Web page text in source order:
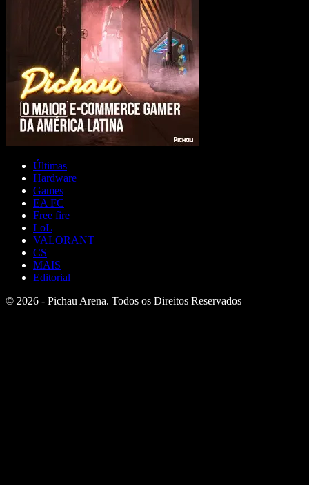
Últimas
Hardware
Games
EA FC
Free fire
LoL
VALORANT
CS
MAIS
Editorial
© 2026 - Pichau Arena. Todos os Direitos Reservados